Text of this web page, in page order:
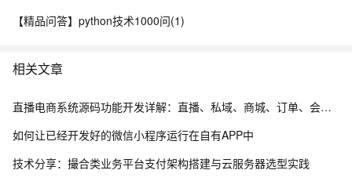
【精品问答】python技术1000问(1)
相关文章
直播电商系统源码功能开发详解：直播、私域、商城、订单、会员、营销一体化小程序
如何让已经开发好的微信小程序运行在自有APP中
技术分享：撮合类业务平台支付架构搭建与云服务器选型实践